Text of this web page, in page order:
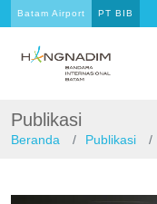
Batam Airport PT BIB
Publikasi
Beranda Publikasi